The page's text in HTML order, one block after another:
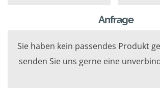
Anfrage
Sie haben kein passendes Produkt
senden Sie uns gerne eine